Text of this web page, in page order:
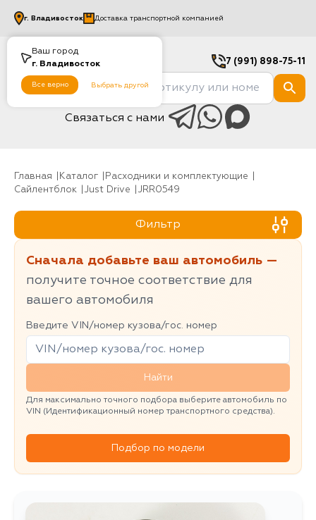
Ваш город
г. Владивосток
Все верно Выбрать другой
г. Владивосток Доставка транспортной компанией
7 (991) 898-75-11
Связаться с нами
Главная Каталог
Расходники и комплектующие
Сайлентблок
Just Drive JRR0549
Фильтр
Сначала добавьте ваш автомобиль —
получите точное соответствие для
вашего автомобиля
Введите VIN/номер кузова/гос. номер
Найти
Для максимально точного подбора выберите автомобиль по
VIN (Идентификационный номер транспортного средства).
Подбор по модели